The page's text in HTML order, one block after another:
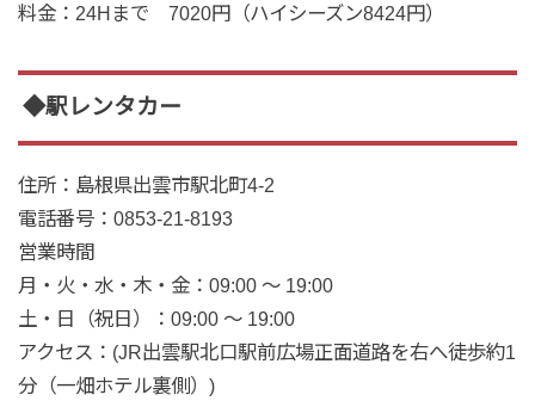
料金： 24Hまで 7020円（ハイシーズン8424円）
◆駅レンタカー
住所：島根県出雲市駅北町4-2
電話番号：0853-21-8193
営業時間
月・火・水・木・金：09:00 ～ 19:00
土・日（祝日）：09:00 ～ 19:00
アクセス ：(JR出雲駅北口駅前広場正面道路を右へ徒歩約1
分（一畑ホテル裏側）)